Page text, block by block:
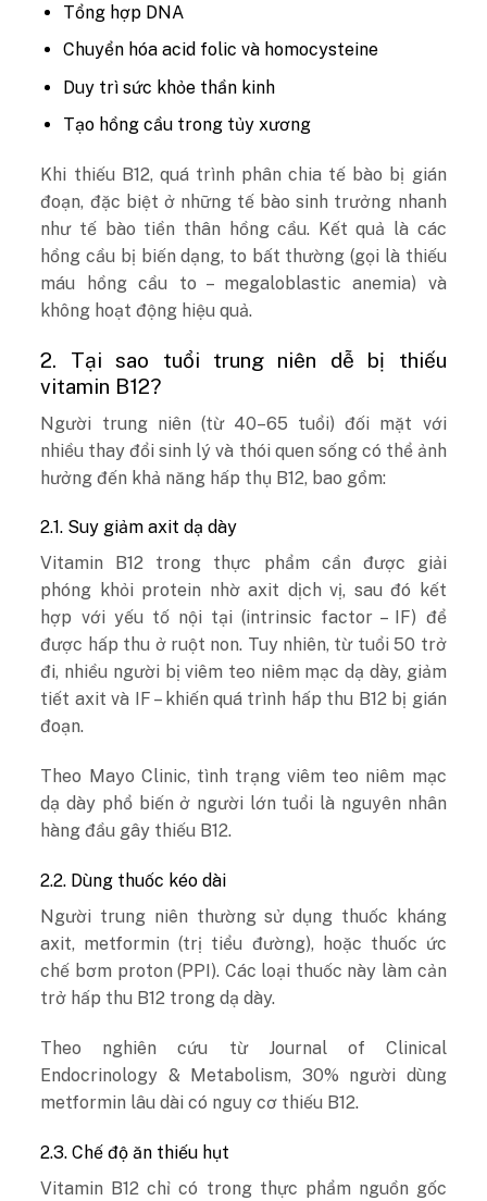
Tổng hợp DNA
Chuyển hóa acid folic và homocysteine
Duy trì sức khỏe thần kinh
Tạo hồng cầu trong tủy xương
Khi thiếu B12, quá trình phân chia tế bào bị gián
đoạn, đặc biệt ở những tế bào sinh trưởng nhanh
như tế bào tiền thân hồng cầu. Kết quả là các
hồng cầu bị biến dạng, to bất thường (gọi là thiếu
máu hồng cầu to – megaloblastic anemia) và
không hoạt động hiệu quả.
2. Tại sao tuổi trung niên dễ bị thiếu
vitamin B12?
Người trung niên (từ 40–65 tuổi) đối mặt với
nhiều thay đổi sinh lý và thói quen sống có thể ảnh
hưởng đến khả năng hấp thụ B12, bao gồm:
2.1. Suy giảm axit dạ dày
Vitamin B12 trong thực phẩm cần được giải
phóng khỏi protein nhờ axit dịch vị, sau đó kết
hợp với yếu tố nội tại (intrinsic factor – IF) để
được hấp thu ở ruột non. Tuy nhiên, từ tuổi 50 trở
đi, nhiều người bị viêm teo niêm mạc dạ dày, giảm
tiết axit và IF – khiến quá trình hấp thu B12 bị gián
đoạn.
Theo Mayo Clinic, tình trạng viêm teo niêm mạc
dạ dày phổ biến ở người lớn tuổi là nguyên nhân
hàng đầu gây thiếu B12.
2.2. Dùng thuốc kéo dài
Người trung niên thường sử dụng thuốc kháng
axit, metformin (trị tiểu đường), hoặc thuốc ức
chế bơm proton (PPI). Các loại thuốc này làm cản
trở hấp thu B12 trong dạ dày.
Theo nghiên cứu từ Journal of Clinical
Endocrinology & Metabolism, 30% người dùng
metformin lâu dài có nguy cơ thiếu B12.
2.3. Chế độ ăn thiếu hụt
Vitamin B12 chỉ có trong thực phẩm nguồn gốc